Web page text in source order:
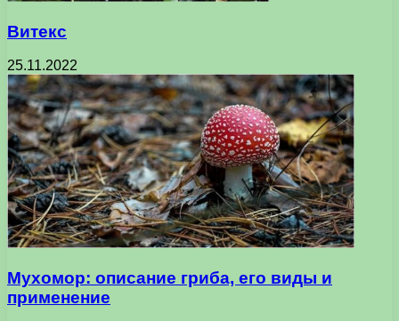
Витекс
25.11.2022
Мухомор: описание гриба, его виды и
применение